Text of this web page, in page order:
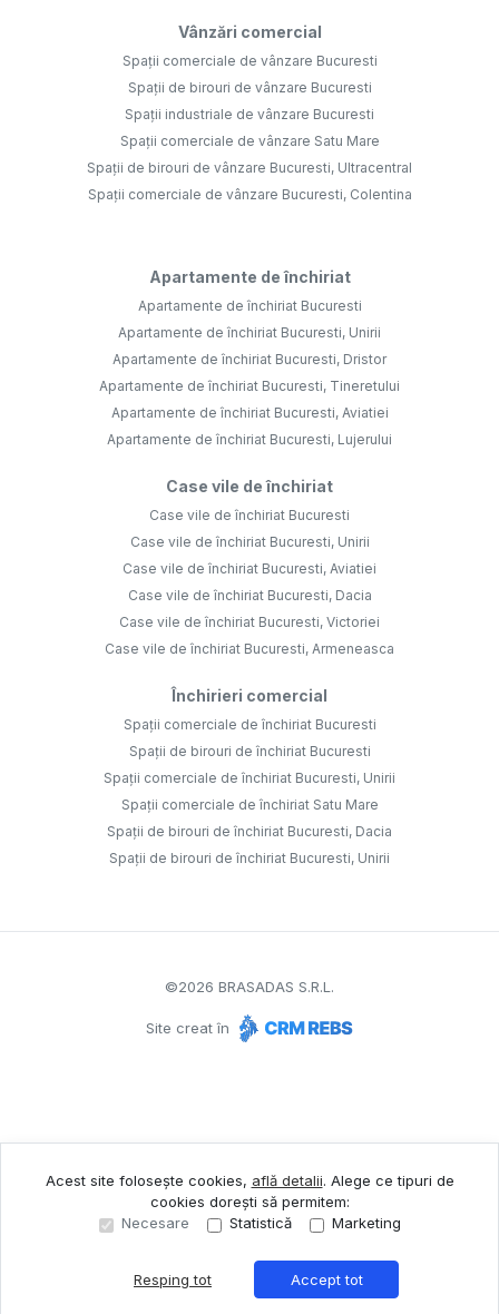
Sună acum Solicită vizionare
Vânzări comercial
Spații comerciale de vânzare Bucuresti
Spații de birouri de vânzare Bucuresti
Spații industriale de vânzare Bucuresti
Spații comerciale de vânzare Satu Mare
Spații de birouri de vânzare Bucuresti, Ultracentral
Spații comerciale de vânzare Bucuresti, Colentina
Apartamente de închiriat
Apartamente de închiriat Bucuresti
Apartamente de închiriat Bucuresti, Unirii
Apartamente de închiriat Bucuresti, Dristor
Apartamente de închiriat Bucuresti, Tineretului
Apartamente de închiriat Bucuresti, Aviatiei
Apartamente de închiriat Bucuresti, Lujerului
Case vile de închiriat
Case vile de închiriat Bucuresti
Case vile de închiriat Bucuresti, Unirii
Case vile de închiriat Bucuresti, Aviatiei
Case vile de închiriat Bucuresti, Dacia
Case vile de închiriat Bucuresti, Victoriei
Case vile de închiriat Bucuresti, Armeneasca
Închirieri comercial
Spații comerciale de închiriat Bucuresti
Spații de birouri de închiriat Bucuresti
Spații comerciale de închiriat Bucuresti, Unirii
Spații comerciale de închiriat Satu Mare
Spații de birouri de închiriat Bucuresti, Dacia
Spații de birouri de închiriat Bucuresti, Unirii
©2026 BRASADAS S.R.L.
Site creat în
Acest site folosește cookies, află detalii. Alege ce tipuri de
cookies dorești să permitem:
Necesare
Statistică Marketing
Resping tot Accept tot